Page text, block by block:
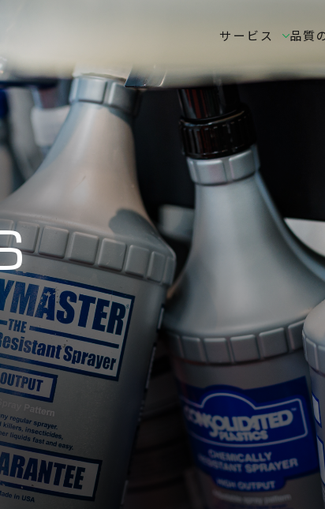
サービス 品質